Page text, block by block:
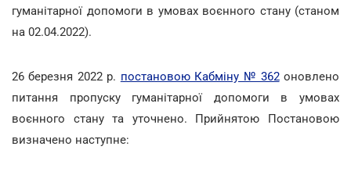
гуманітарної допомоги в умовах воєнного стану (станом
на 02.04.2022).
26 березня 2022 р. постановою Кабміну № 362оновлено
питання пропуску гуманітарної допомоги в умовах
воєнного стану та уточнено. Прийнятою Постановою
визначено наступне: